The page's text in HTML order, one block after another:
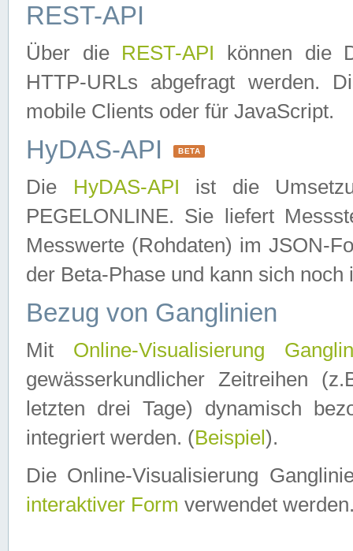
REST-API
Über die REST-API können die
HTTP-URLs abgefragt werden.
mobile Clients oder für JavaScript.
HyDAS-API BETA
Die HyDAS-API ist die
PEGELONLINE. Sie liefert
Messwerte (Rohdaten) im JSON-
der Beta-Phase und kann sich noch
Bezug von Ganglinien
Mit Online-Visualisierung
gewässerkundlicher Zeitreihen
letzten drei Tage) dynamisch
integriert werden. (Beispiel ).
Die Online-Visualisierung
interaktiver Form verwendet